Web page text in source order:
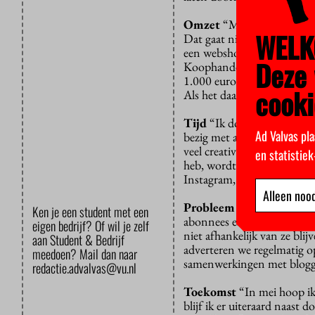
Omzet“Manon en ik
Dat gaat niet hard, want
een webshop weinig vaste
Koophandel-inschrijving
1.000 euro op is, gaan we
Als het daarna nog niet
Tijd “Ik doe twee
bezig met allerlei
veel creativiteit in kwijt en
heb, wordt het een
Instagram, anders neemt
Ken je een student met een
eigen bedrijf? Of wil je zelf
aan Student & Bedrijf
meedoen? Mail dan naar
redactie.advalvas@vu.nl
Probleem “De grootste
abonnees en bestellers
niet afhankelijk van ze
adverteren we regelmatig
samenwerkingen met
Toekomst“In mei hoop
blijf ik er uiteraard naast
Ad Valvas
en
Alleen